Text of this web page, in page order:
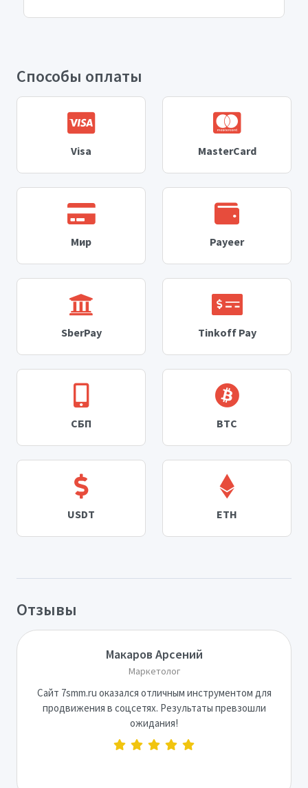
Способы оплаты
Visa MasterCard
Мир Payeer
SberPay Tinkoff Pay
СБП BTC
USDT ETH
Отзывы
Макаров Арсений
Маркетолог
Сайт 7smm.ru оказался отличным инструментом для
продвижения в соцсетях. Результаты превзошли
ожидания!